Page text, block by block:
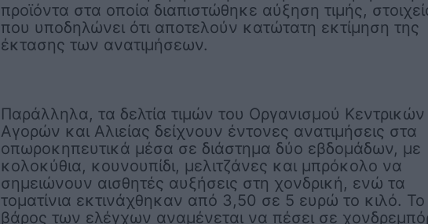
προϊόντα στα οποία διαπιστώθηκε αύξηση τιμής,
που υποδηλώνει ότι αποτελούν κατώτατη εκτίμηση της
έκτασης των ανατιμήσεων.
Παράλληλα, τα δελτία τιμών του Οργανισμού Κεντρικών
Αγορών και Αλιείας δείχνουν έντονες ανατιμήσεις στα
οπωροκηπευτικά μέσα σε διάστημα δύο εβδομάδων, με
κολοκύθια, κουνουπίδι, μελιτζάνες και μπρόκολο να
σημειώνουν αισθητές αυξήσεις στη χονδρική, ενώ τα
τοματίνια εκτινάχθηκαν από 3,50 σε 5 ευρώ το κιλό. Το
βάρος των ελέγχων αναμένεται να πέσει σε